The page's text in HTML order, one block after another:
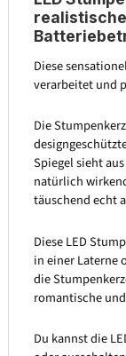
realistische
Diese
verarbeitet und
Die
Spiegel sieht
natürlich
täuschend echt
Diese LED
in einer Laterne
die
romantische
Du kannst die